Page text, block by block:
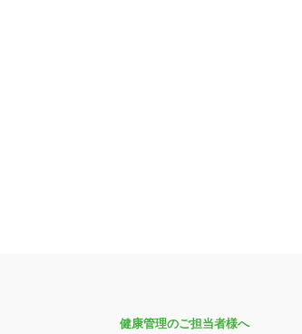
健康管理のご担当者様へ